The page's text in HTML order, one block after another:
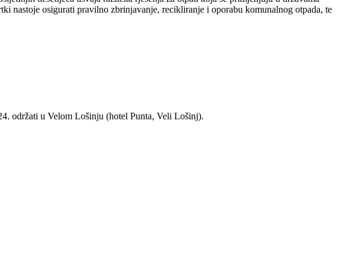
nastoje osigurati pravilno zbrinjavanje, recikliranje i oporabu komunalnog otpada, te
održati u Velom Lošinju (hotel Punta, Veli Lošinj).